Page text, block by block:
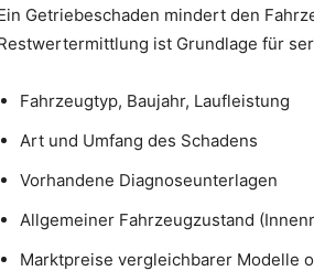
Getriebeschaden mindert den
ist Grundlage für
Fahrzeugtyp, Baujahr, Laufleistung
Art und Umfang des Schadens
Vorhandene Diagnoseunterlagen
Allgemeiner Fahrzeugzustand
Marktpreise vergleichbarer Modelle